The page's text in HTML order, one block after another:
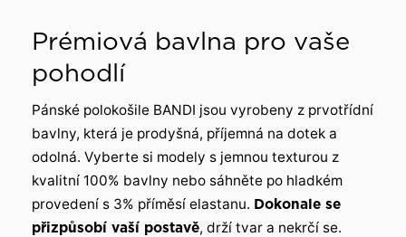
Prémiová bavlna pro vaše
pohodlí
Pánské polokošile BANDI jsou vyrobeny z prvotřídní
bavlny, která je prodyšná, příjemná na dotek a
odolná. Vyberte si modely s jemnou texturou z
kvalitní 100% bavlny nebo sáhněte po hladkém
provedení s 3% příměsí elastanu. Dokonale se
přizpůsobí vaší postavě, drží tvar a nekrčí se.